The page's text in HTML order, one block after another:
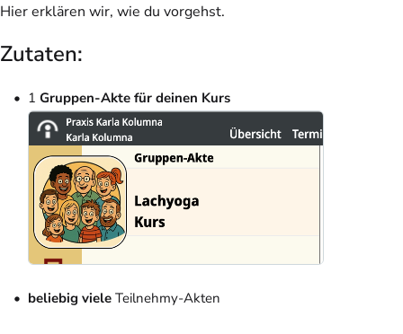
Hier erklären wir, wie du vorgehst.
Zutaten:
1 Gruppen-Akte für deinen Kurs
beliebig viele Teilnehmy-Akten